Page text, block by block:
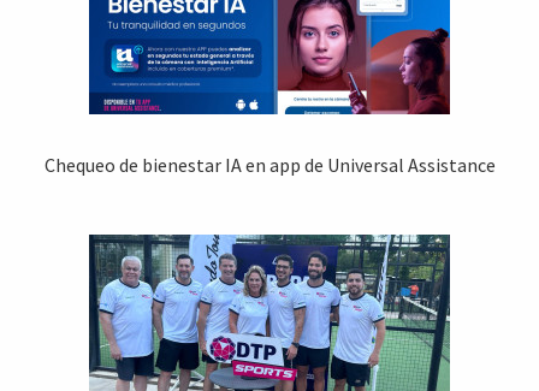
Chequeo de bienestar IA en app de Universal Assistance